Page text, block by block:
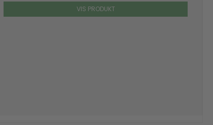
VIS PRODUKT